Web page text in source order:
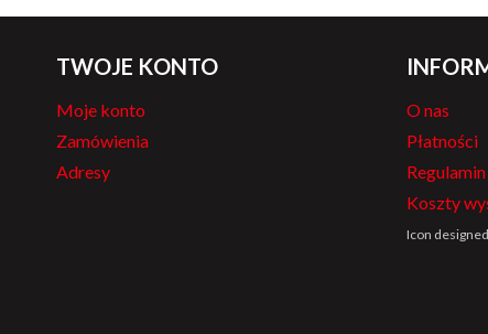
TWOJE KONTO
Moje konto
Zamówienia
Adresy
O nas
Płatności
Regulamin
Koszty
Icon